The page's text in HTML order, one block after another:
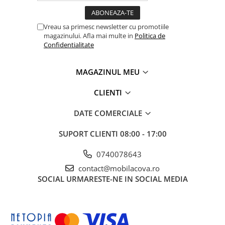
Vreau sa primesc newsletter cu promotiile
magazinului. Afla mai multe in Politica de
Confidentialitate
MAGAZINUL MEU
CLIENTI
DATE COMERCIALE
SUPORT CLIENTI 08:00 - 17:00
0740078643
contact@mobilacova.ro
SOCIAL URMARESTE-NE IN SOCIAL MEDIA